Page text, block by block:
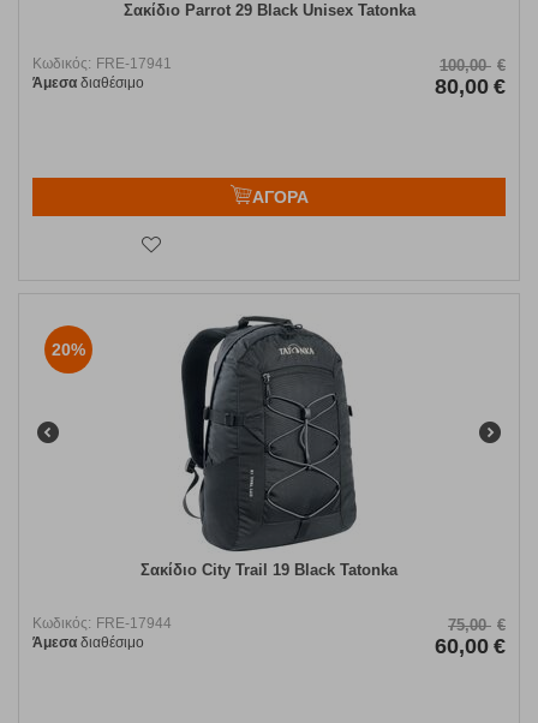
Σακίδιο Parrot 29 Black Unisex Tatonka
Κωδικός: FRE-17941
Άμεσα διαθέσιμο
100,00 €
80,00 €
ΑΓΟΡΑ
20%
Σακίδιο City Trail 19 Black Tatonka
Κωδικός: FRE-17944
Άμεσα διαθέσιμο
75,00 €
60,00 €